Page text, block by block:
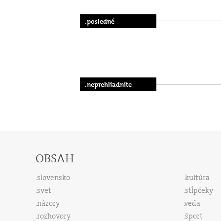
.posledné
.neprehliadnite
OBSAH
slovensko
svet
názory
rozhovory
kultúra
stĺpčeky
veda
šport